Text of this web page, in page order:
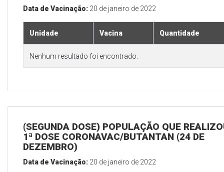
Data de Vacinação: 20 de janeiro de 2022
Unidade Vacina Quantidade
Nenhum resultado foi encontrado.
(SEGUNDA DOSE) POPULAÇÃO QUE
1ª DOSE CORONAVAC/BUTANTAN (24 DE
DEZEMBRO)
Data de Vacinação: 20 de janeiro de 2022